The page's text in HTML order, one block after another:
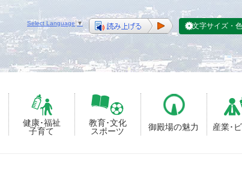
健康･福祉
子育て
教育･文化
スポーツ
御殿場の魅力 産業･
Select Language ▼ 文字サイズ・